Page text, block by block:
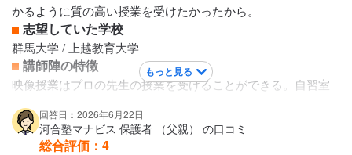
かるように質の高い授業を受けたかったから。
志望していた学校
群馬大学 / 上越教育大学
講師陣の特徴
映像授業はプロの先生の授業を受けることができる。自習室
ど、すべての教科で違う先生が担当していてそれぞれわかり
やすく、2パターンあるため合う合わないで先生を変えられ
もっと見る
回答日：2026年6月22日
河合塾マナビス 保護者 （父親） の口コミ
総合評価： 4